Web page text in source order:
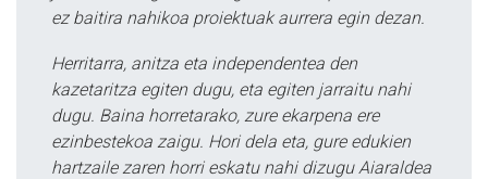
ez baitira nahikoa proiektuak aurrera egin dezan.
Herritarra, anitza eta independentea den
kazetaritza egiten dugu, eta egiten jarraitu nahi
dugu. Baina horretarako, zure ekarpena ere
ezinbestekoa zaigu. Hori dela eta, gure edukien
hartzaile zaren horri eskatu nahi dizugu Aiaraldea